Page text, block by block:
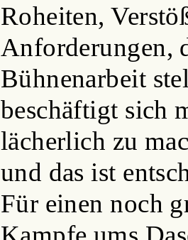
Roheiten,
Anforderungen,
Bühnenarbeit
beschäftigt sich
lächerlich zu
und das ist
Für einen noch